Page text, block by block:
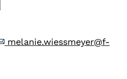
melanie.wiessmeyer@f-